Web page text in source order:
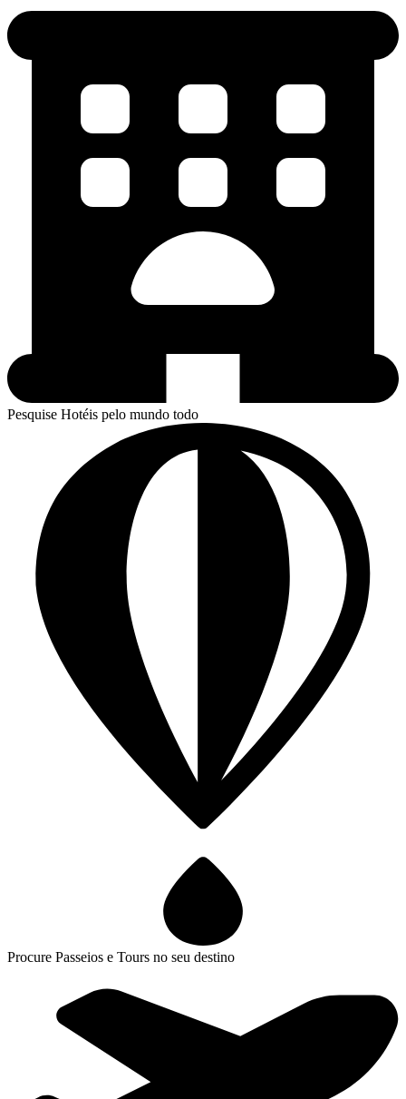
Pesquise Hotéis pelo mundo todo
Procure Passeios e Tours no seu destino